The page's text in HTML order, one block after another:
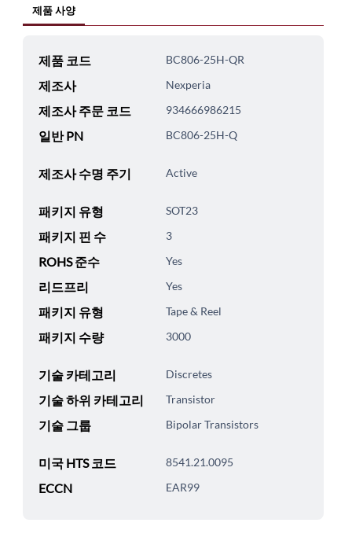
제품 사양
제품 코드 BC806-25H-QR
제조사 Nexperia
제조사 주문 코드 934666986215
일반 PN BC806-25H-Q
제조사 수명 주기 Active
패키지 유형 SOT23
패키지 핀 수 3
ROHS 준수 Yes
리드프리 Yes
패키지 유형 Tape & Reel
패키지 수량 3000
기술 카테고리 Discretes
기술 하위 카테고리 Transistor
기술 그룹 Bipolar Transistors
미국 HTS 코드 8541.21.0095
ECCN EAR99